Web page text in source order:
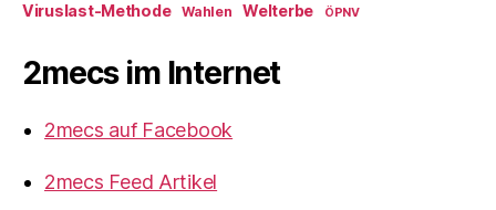
Viruslast-Methode Wahlen Welterbe ÖPNV
2mecs im Internet
2mecs auf Facebook
2mecs Feed Artikel